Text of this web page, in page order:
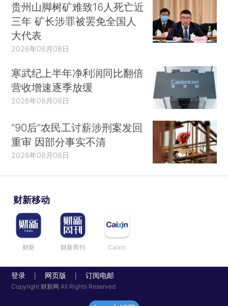
贵州山脚树矿难致16人死亡近
三年 矿长涉罪被罢免全国人
大代表
2026年08月08日
寒武纪上半年净利润同比翻倍
营收增速逐季放缓
2026年08月08日
“90后”农民工讨薪涉刑案发回
重审 因部分事实不清
2026年08月08日
财新移动
财新 财新周刊 Caixin
登录 网页版 订阅电邮
Copyright 财新网 All Rights Reserved